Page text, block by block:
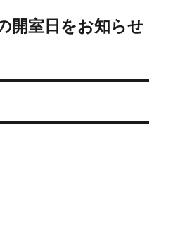
開室日をお知らせ